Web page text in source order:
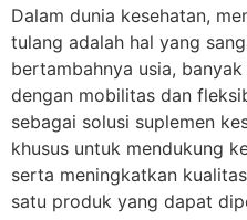
Dalam dunia kesehatan,
tulang adalah hal yang
bertambahnya usia,
dengan mobilitas dan
sebagai solusi suplemen
khusus untuk mendukung
serta meningkatkan
satu produk yang dapat